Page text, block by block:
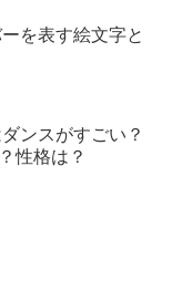
を表す絵文字と
ンスがすごい？
性格は？